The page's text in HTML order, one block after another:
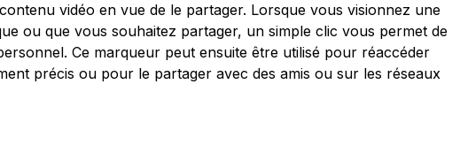
vidéo en vue de le partager. Lorsque vous visionnez une
ou que vous souhaitez partager, un simple clic vous permet de
Ce marqueur peut ensuite être utilisé pour réaccéder
précis ou pour le partager avec des amis ou sur les réseaux